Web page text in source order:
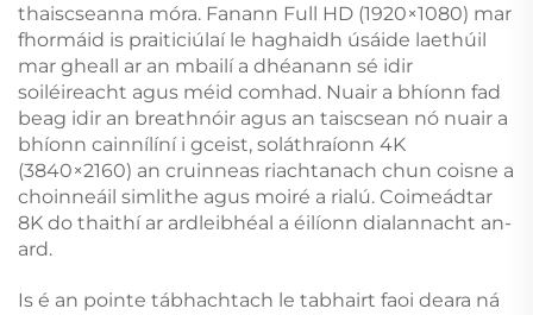
thaiscseanna móra. Fanann Full HD (1920×1080) mar
fhormáid is praiticiúlaí le haghaidh úsáide laethúil
mar gheall ar an mbailí a dhéanann sé idir
soiléireacht agus méid comhad. Nuair a bhíonn fad
beag idir an breathnóir agus an taiscsean nó nuair a
bhíonn cainnílíní i gceist, soláthraíonn 4K
(3840×2160) an cruinneas riachtanach chun coisne a
choinneáil simlithe agus moiré a rialú. Coimeádtar
8K do thaithí ar ardleibhéal a éilíonn dialannacht an-
ard.
Is é an pointe tábhachtach le tabhairt faoi deara ná